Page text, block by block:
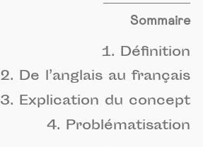
Sommaire
1. Définition
2. De l’anglais au français
3. Explication du concept
4. Problématisation